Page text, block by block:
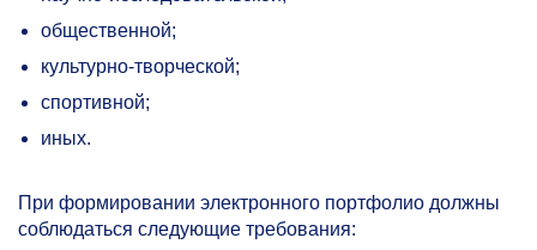
общественной;
культурно-творческой;
спортивной;
иных.
При формировании электронного портфолио должны
соблюдаться следующие требования: